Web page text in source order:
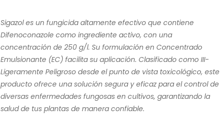
Sigazol es un fungicida altamente efectivo que contiene
Difenoconazole como ingrediente activo, con una
concentración de 250 g/l. Su formulación en Concentrado
Emulsionante (EC) facilita su aplicación. Clasificado como III-
Ligeramente Peligroso desde el punto de vista toxicológico, este
producto ofrece una solución segura y eficaz para el control de
diversas enfermedades fungosas en cultivos, garantizando la
salud de tus plantas de manera confiable.